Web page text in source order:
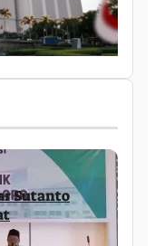
Sutanto